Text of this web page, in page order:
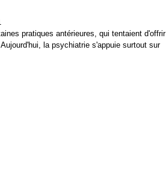
pratiques antérieures, qui tentaient d'offrir
la psychiatrie s'appuie surtout sur